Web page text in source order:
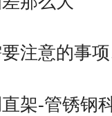
要注意的事
直架-管锈钢